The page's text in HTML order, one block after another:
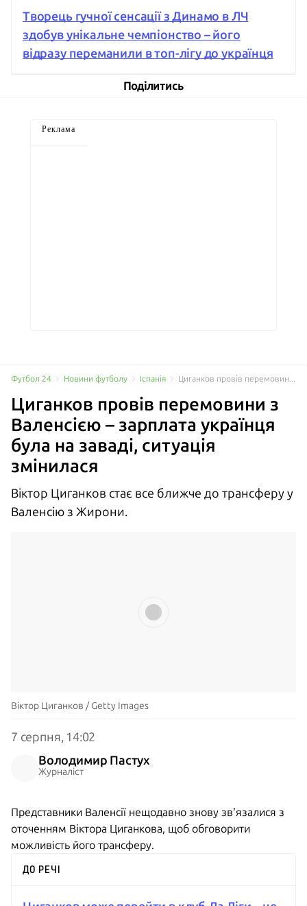
Творець гучної сенсації з Динамо в ЛЧ
здобув унікальне чемпіонство – його
відразу переманили в топ-лігу до українця
Поділитись
Реклама